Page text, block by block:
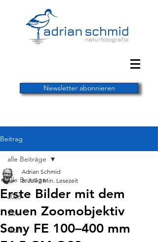
Newsletter abonnieren
Beitrag
alle Beiträge
2026
SUI
HUN
alle Beiträge
Erste Bilder mit dem
neuen Zoomobjektiv
Sony FE 100–400 mm
Adrian Schmid
8. Juli 2 Min. Lesezeit